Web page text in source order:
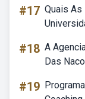
#17 Quais As
#18 A
Das
#19